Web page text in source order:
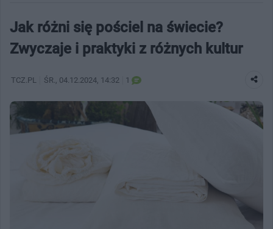
Jak różni się pościel na świecie?
Zwyczaje i praktyki z różnych kultur
TCZ.PL ŚR. , 04.12.2024, 14:32 1